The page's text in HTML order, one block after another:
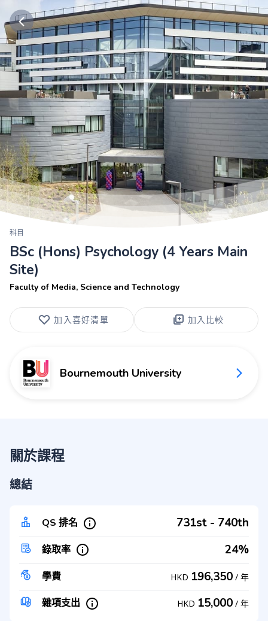
科目
BSc (Hons) Psychology (4 Years Main
Site)
Faculty of Media, Science and Technology
加入喜好清單 加入比較
Bournemouth University
關於課程
總結
QS 排名 731st - 740th
錄取率 24%
學費 HKD 196,350 / 年
雜項支出 HKD 15,000 / 年